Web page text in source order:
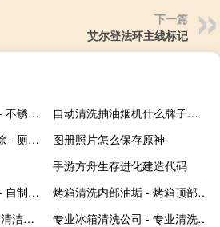
下一篇
艾尔登法环主线标记
如何清洗不锈钢的污渍 - 不锈钢表面怎么处理干净
自动清洗抽油烟机什么牌子好 - 油烟机清洗设备哪个牌子好
厕所里的小黑虫怎么清除 - 厕所黑色线虫怎么清除
图册照片怎么保存原神
手游方舟生存进化建造代码
生产车间自制清扫工具 - 自制车间清扫工具架
烤箱清洗内部油垢 - 烤箱顶部重度油污怎么清洗
清洁度2度但是外阴痒 - 清洁度二度为什么还痒
专业冰箱清洗公司 - 专业清洗冰箱电话